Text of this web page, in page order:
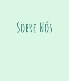
Sobre Nós